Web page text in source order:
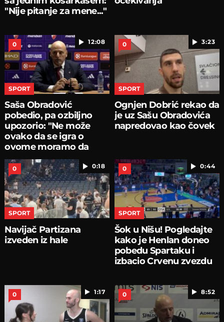
"Nije pitanje za mene..."
12:08
0
SPORT
Saša Obradović
pobedio, pa ozbiljno
upozorio: "Ne može
ovako da se igra o
ovome moramo da
pričamo...
3:23
0
SPORT
Ognjen Dobrić rekao da
je uz Sašu Obradovića
napredovao kao čovek
0:18
0
SPORT
Navijač Partizana
izveden iz hale
0:44
0
SPORT
Šok u Nišu! Pogledajte
kako je Henlan doneo
pobedu Spartaku i
izbacio Crvenu zvezdu
1:17
0 8:52
0